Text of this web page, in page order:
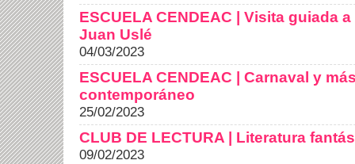
ESCUELA CENDEAC | Visita guiada
Juan Uslé
04/03/2023
ESCUELA CENDEAC | Carnaval y
contemporáneo
25/02/2023
CLUB DE LECTURA | Literatura
09/02/2023